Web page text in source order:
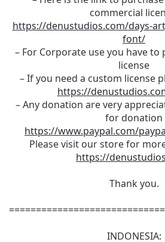
commercial
https://denustudios.com/days-
font/
– For Corporate use you have
license
– If you need a custom license
https://
– Any donation are very
for donation
https://www.paypal.com/
Please visit our store for
https://
Thank you.
INDONESIA: